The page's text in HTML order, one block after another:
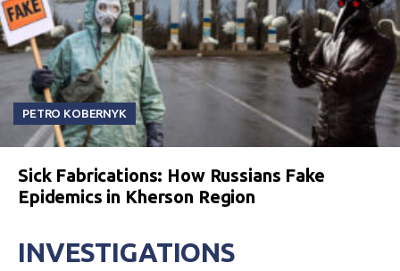
PETRO KOBERNYK
Sick Fabrications: How Russians Fake
Epidemics in Kherson Region
INVESTIGATIONS